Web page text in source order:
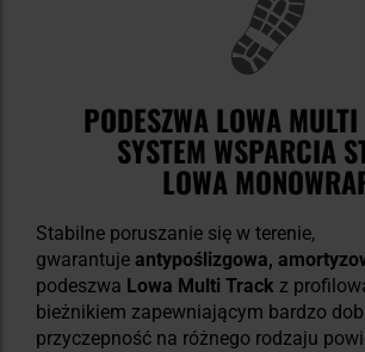
PODESZWA LOWA
SYSTEM WSPARCIA
LOWA
Stabilne poruszanie się w terenie,
gwarantuje antypoślizgowa,
podeszwa Lowa Multi Track z
bieżnikiem zapewniającym bardzo
przyczepność na różnego rodzaju